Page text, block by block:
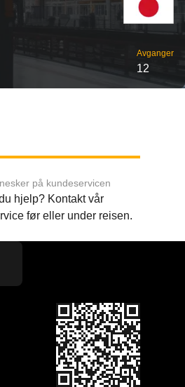
Avganger
12
på kundeservicen
hjelp? Kontakt vår
før eller under reisen.